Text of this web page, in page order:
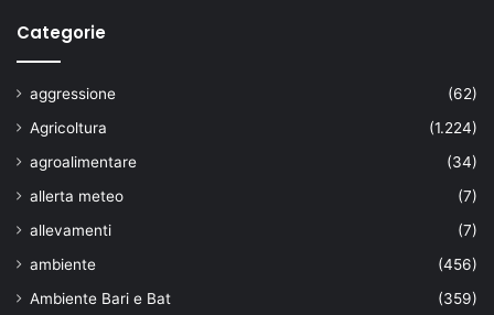
Categorie
aggressione
(62)
Agricoltura
(1.224)
agroalimentare
(34)
allerta meteo
(7)
allevamenti
(7)
ambiente
(456)
Ambiente Bari e Bat
(359)